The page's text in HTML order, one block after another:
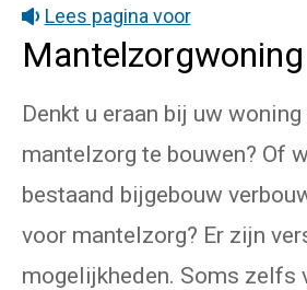
Lees pagina voor
Mantelzorgwoning
Denkt u eraan bij uw
mantelzorg te bouwen? Of
bestaand bijgebouw
voor mantelzorg? Er zijn
mogelijkheden. Soms zelfs